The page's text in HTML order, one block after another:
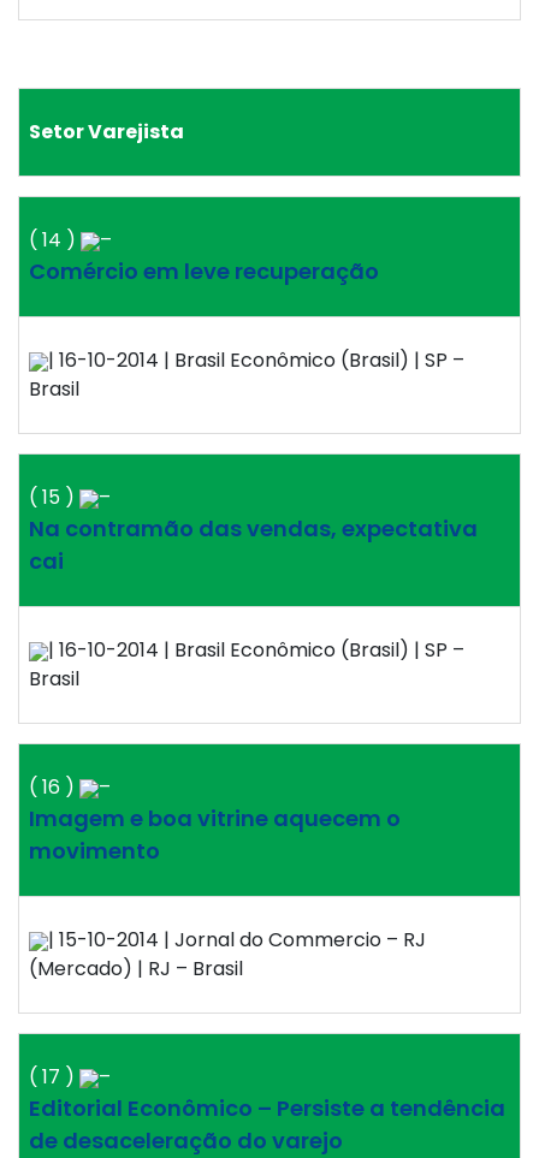
Setor Varejista
( 14 ) –
Comércio em leve recuperação
| 16-10-2014 | Brasil Econômico (Brasil) | SP –
Brasil
( 15 ) –
Na contramão das vendas, expectativa
cai
| 16-10-2014 | Brasil Econômico (Brasil) | SP –
Brasil
( 16 ) –
Imagem e boa vitrine aquecem o
movimento
| 15-10-2014 | Jornal do Commercio – RJ
(Mercado) | RJ – Brasil
( 17 ) –
Editorial Econômico – Persiste a tendência
de desaceleração do varejo